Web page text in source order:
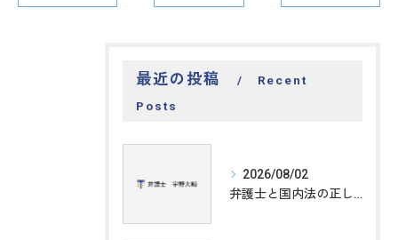
最近の投稿
Recent
Posts
2026/08/02
弁護士と国内法の正しい関係性と相談時に知るべき基礎知識ガイド